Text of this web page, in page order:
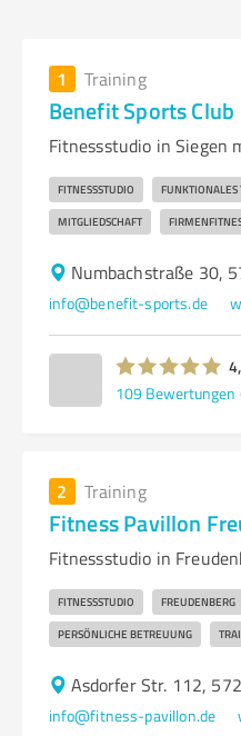
1 Training
Benefit Sports Club
Fitnessstudio in Siegen
FITNESSSTUDIO FUNKTIONALES
MITGLIEDSCHAFT
Numbachstraße 30,
info@benefit-sports.de
109 Bewertungen
2 Training
Fitness Pavillon
Fitnessstudio in
FITNESSSTUDIO FREUDENBERG
PERSÖNLICHE BETREUUNG
Asdorfer Str. 112,
info@fitness-pavillon.de